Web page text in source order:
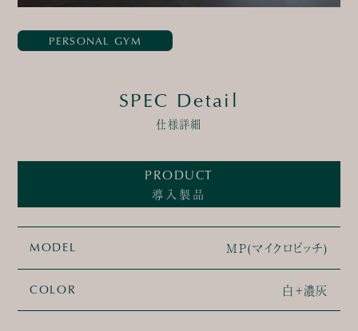
PERSONAL GYM
SPEC Detail
仕様詳細
PRODUCT
導入製品
MODEL MP(マイクロピッチ)
COLOR 白＋濃灰